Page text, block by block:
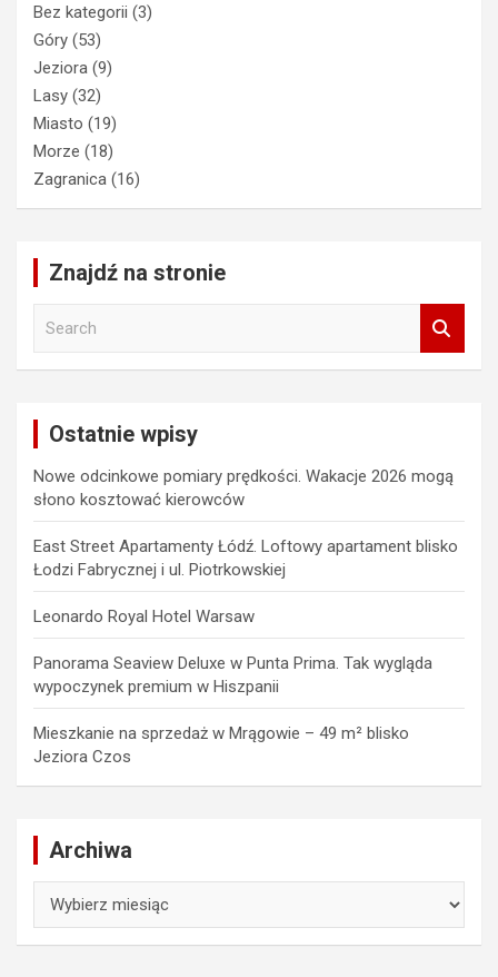
Bez kategorii (3)
Góry (53)
Jeziora (9)
Lasy (32)
Miasto (19)
Morze (18)
Zagranica (16)
Znajdź na stronie
Ostatnie wpisy
Nowe odcinkowe pomiary prędkości. Wakacje 2026 mogą
słono kosztować kierowców
East Street Apartamenty Łódź. Loftowy apartament blisko
Łodzi Fabrycznej i ul. Piotrkowskiej
Leonardo Royal Hotel Warsaw
Panorama Seaview Deluxe w Punta Prima. Tak wygląda
wypoczynek premium w Hiszpanii
Mieszkanie na sprzedaż w Mrągowie – 49 m² blisko
Jeziora Czos
Archiwa